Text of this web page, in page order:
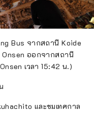
Bus จากสถานี Koide
Onsen ออกจากสถานี
เวลา 15:42 น.)
และชมเทศกาล